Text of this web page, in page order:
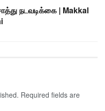
நடவடிக்கை | Makkal
Required fields are